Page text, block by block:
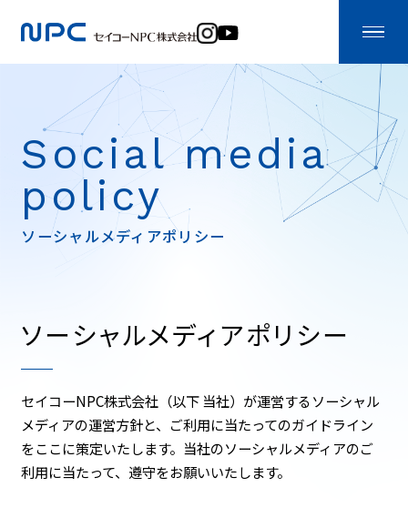
Social media
policy
ソーシャルメディアポリシー
ソーシャルメディアポリシー
セイコーNPC株式会社（以下 当社）が運営するソーシャル
メディアの運営方針と、ご利用に当たってのガイドライン
をここに策定いたします。当社のソーシャルメディアのご
利用に当たって、遵守をお願いいたします。